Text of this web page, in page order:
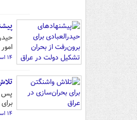
۱۴ اسفند ۹۸ - ۱۸:۴۹
پس
۱۴ اسفند ۹۸ - ۱۳:۴۱